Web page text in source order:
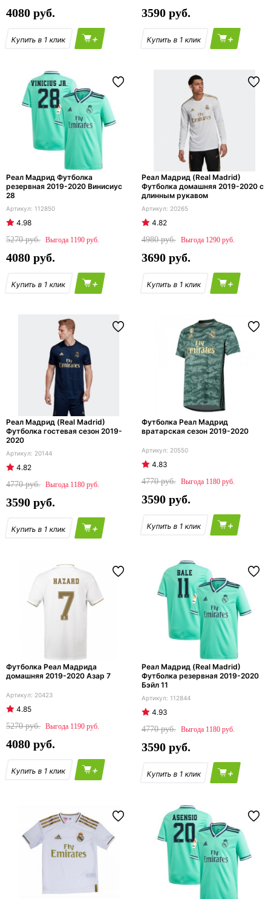
4080
+
3590
+
Реал Мадрид Футболка
резервная 2019-2020 Винисиус
28
112850
4.98
5270
1190
4080
+
Реал Мадрид (Real Madrid)
Футболка домашняя 2019-2020 с
длинным рукавом
20265
4.82
4980
1290
3690
+
Реал Мадрид (Real Madrid)
Футболка гостевая сезон 2019-
2020
20144
4.82
4770
1180
3590
+
Футболка Реал Мадрид
вратарская сезон 2019-2020
20550
4.83
4770
1180
3590
+
Футболка Реал Мадрида
домашняя 2019-2020 Азар 7
20423
4.85
5270
1190
4080
+
Реал Мадрид (Real Madrid)
Футболка резервная 2019-2020
Бэйл 11
112844
4.93
4770
1180
3590
+